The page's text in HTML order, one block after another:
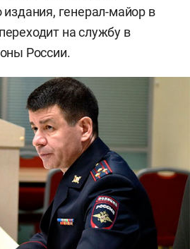
генерал-майор в
на службу в
России.